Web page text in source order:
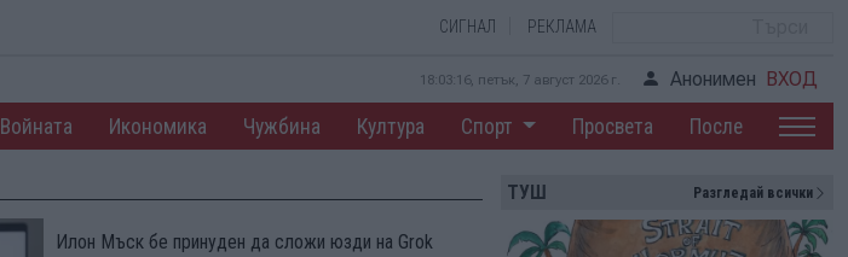
СИГНАЛ РЕКЛАМА
18:03:17, петък, 7 август 2026 г. Анонимен ВХОД
Войната Икономика Чужбина Култура Спорт Просвета После
Илон Мъск бе принуден да сложи юзди на Grok
ТУШ Разгледай всички